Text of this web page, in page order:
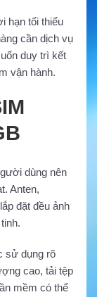
hạn tối thiểu
cần dịch vụ
duy trì kết
vận hành.
dùng nên
Anten,
đặt đều ảnh
sử dụng rõ
cao, tải tệp
mềm có thể